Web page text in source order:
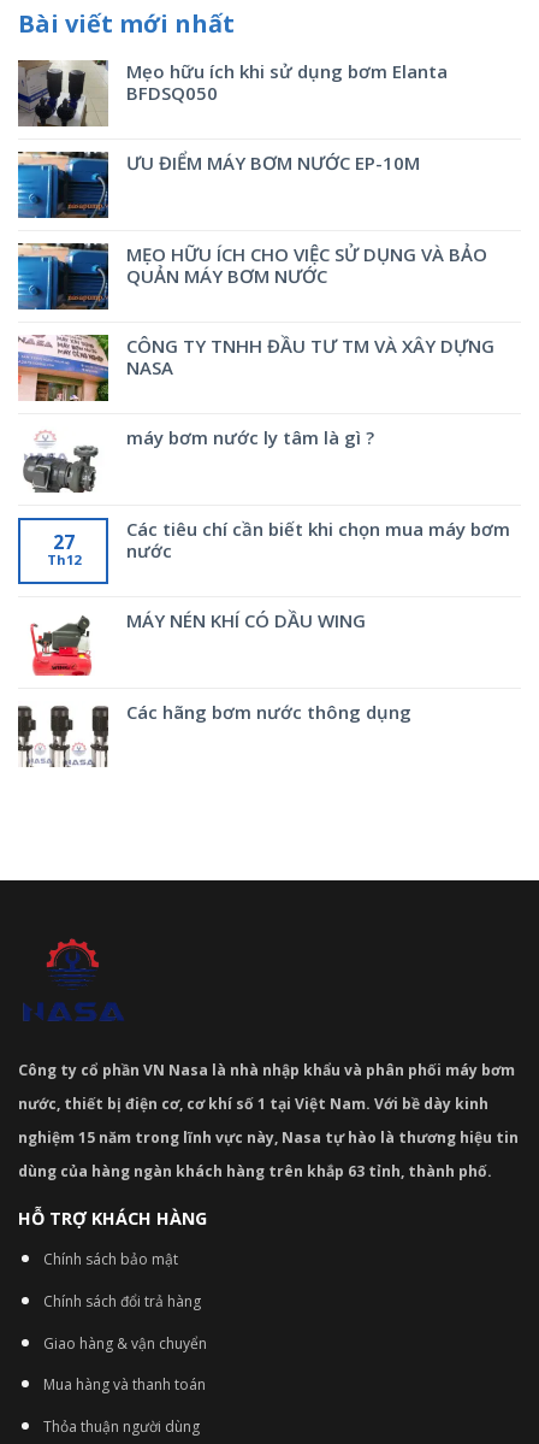
Bài viết mới nhất
Mẹo hữu ích khi sử dụng bơm Elanta
BFDSQ050
ƯU ĐIỂM MÁY BƠM NƯỚC EP-10M
MẸO HỮU ÍCH CHO VIỆC SỬ DỤNG VÀ BẢO
QUẢN MÁY BƠM NƯỚC
CÔNG TY TNHH ĐẦU TƯ TM VÀ XÂY DỰNG
NASA
máy bơm nước ly tâm là gì ?
27
Th12
Các tiêu chí cần biết khi chọn mua máy bơm
nước
MÁY NÉN KHÍ CÓ DẦU WING
Các hãng bơm nước thông dụng
Công ty cổ phần VN Nasa là nhà nhập khẩu và phân phối máy bơm
nước, thiết bị điện cơ, cơ khí số 1 tại Việt Nam. Với bề dày kinh
nghiệm 15 năm trong lĩnh vực này, Nasa tự hào là thương hiệu tin
dùng của hàng ngàn khách hàng trên khắp 63 tỉnh, thành phố.
HỖ TRỢ KHÁCH HÀNG
Chính sách bảo mật
Chính sách đổi trả hàng
Giao hàng & vận chuyển
Mua hàng và thanh toán
Thỏa thuận người dùng